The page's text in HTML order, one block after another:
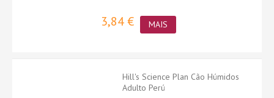
3,84 € MAIS
Hill's Science Plan Cão Húmidos
Adulto Perú